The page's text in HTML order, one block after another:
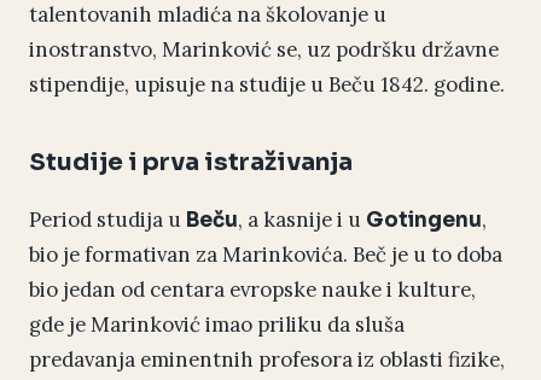
talentovanih mladića na školovanje u
inostranstvo, Marinković se, uz podršku državne
stipendije, upisuje na studije u Beču 1842. godine.
Studije i prva istraživanja
Period studija u Beču, a kasnije i u Gotingenu,
bio je formativan za Marinkovića. Beč je u to doba
bio jedan od centara evropske nauke i kulture,
gde je Marinković imao priliku da sluša
predavanja eminentnih profesora iz oblasti fizike,